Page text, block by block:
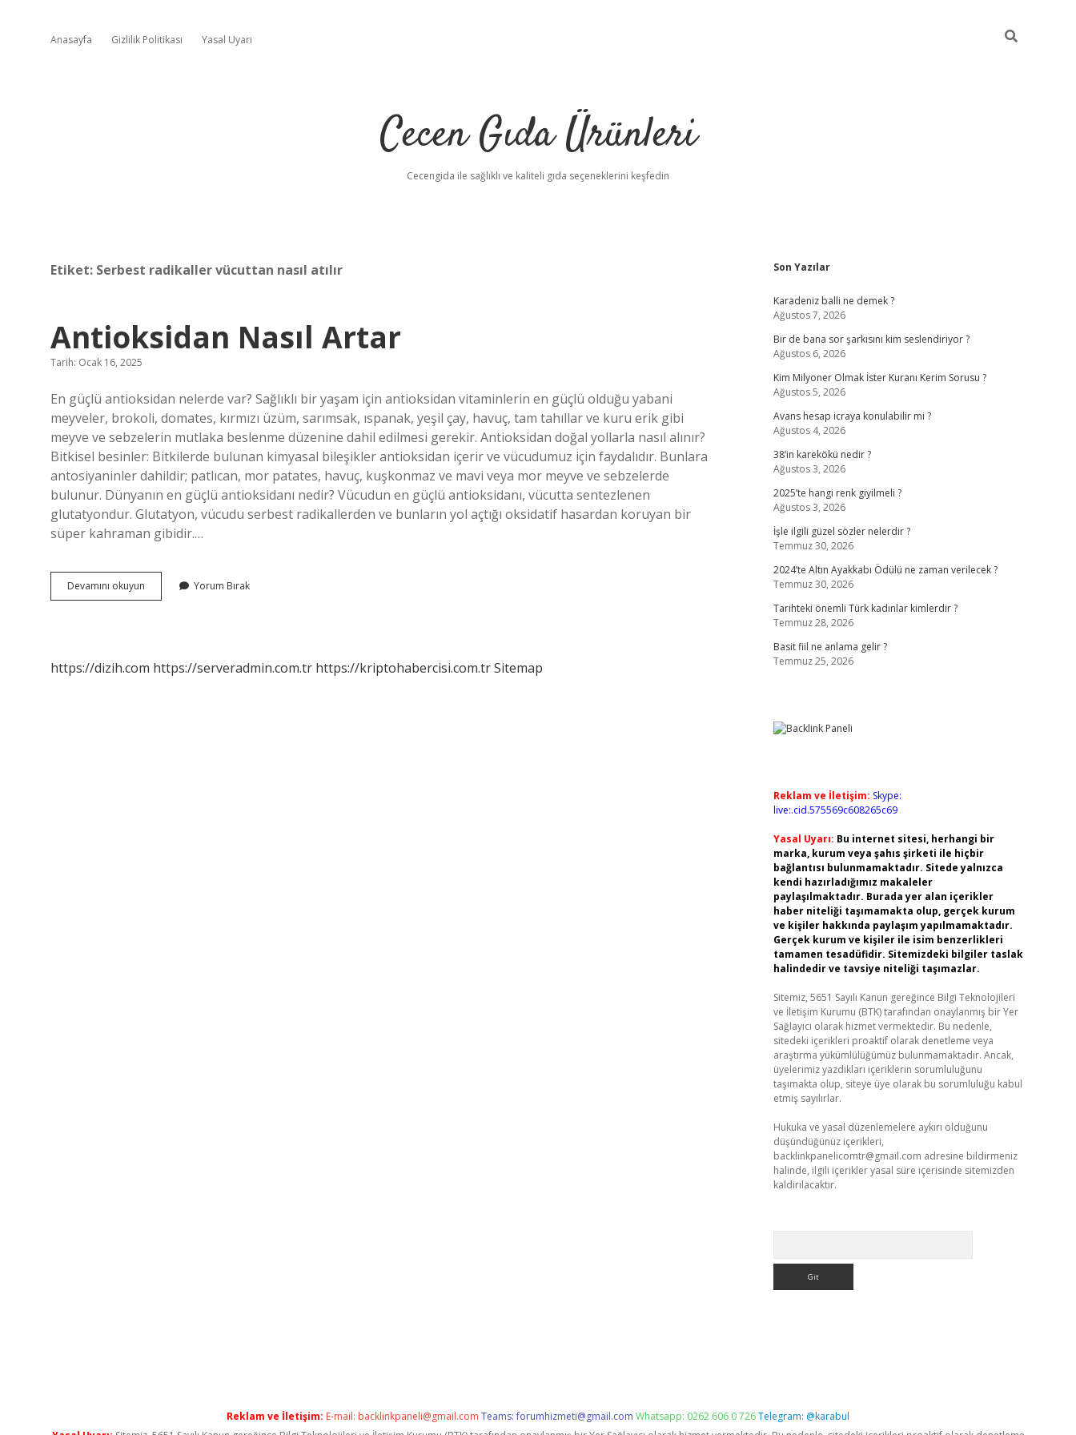
Anasayfa Gizlilik Politikası Yasal Uyarı
Cecen Gıda Ürünleri
Cecengida ile sağlıklı ve kaliteli gıda seçeneklerini keşfedin
Etiket: Serbest radikaller vücuttan nasıl atılır
Antioksidan Nasıl Artar
Tarih: Ocak 16, 2025
En güçlü antioksidan nelerde var? Sağlıklı bir yaşam için antioksidan vitaminlerin en güçlü olduğu yabani
meyveler, brokoli, domates, kırmızı üzüm, sarımsak, ıspanak, yeşil çay, havuç, tam tahıllar ve kuru erik gibi
meyve ve sebzelerin mutlaka beslenme düzenine dahil edilmesi gerekir. Antioksidan doğal yollarla nasıl alınır?
Bitkisel besinler: Bitkilerde bulunan kimyasal bileşikler antioksidan içerir ve vücudumuz için faydalıdır. Bunlara
antosiyaninler dahildir; patlıcan, mor patates, havuç, kuşkonmaz ve mavi veya mor meyve ve sebzelerde
bulunur. Dünyanın en güçlü antioksidanı nedir? Vücudun en güçlü antioksidanı, vücutta sentezlenen
glutatyondur. Glutatyon, vücudu serbest radikallerden ve bunların yol açtığı oksidatif hasardan koruyan bir
süper kahraman gibidir.…
Devamını okuyun Antioksidan
Nasıl
Yorum Bırak
https://dizih.com https://serveradmin.com.tr https://kriptohabercisi.com.trSitemap
Sidebar
Son Yazılar
Karadeniz balli ne demek ?
Ağustos 7, 2026
Bir de bana sor şarkısını kim seslendiriyor ?
Ağustos 6, 2026
Kim Milyoner Olmak İster Kuranı Kerim Sorusu ?
Ağustos 5, 2026
Avans hesap icraya konulabilir mi ?
Ağustos 4, 2026
38’in karekökü nedir ?
Ağustos 3, 2026
2025’te hangi renk giyilmeli ?
Ağustos 3, 2026
İşle ilgili güzel sözler nelerdir ?
Temmuz 30, 2026
2024’te Altın Ayakkabı Ödülü ne zaman verilecek ?
Temmuz 30, 2026
Tarihteki önemli Türk kadınlar kimlerdir ?
Temmuz 28, 2026
Basit fiil ne anlama gelir ?
Temmuz 25, 2026
Reklam ve İletişim: Skype:
live:.cid.575569c608265c69
Yasal Uyarı: Bu internet sitesi, herhangi bir
marka, kurum veya şahıs şirketi ile hiçbir
bağlantısı bulunmamaktadır. Sitede yalnızca
kendi hazırladığımız makaleler
paylaşılmaktadır. Burada yer alan içerikler
haber niteliği taşımamakta olup, gerçek kurum
ve kişiler hakkında paylaşım yapılmamaktadır.
Gerçek kurum ve kişiler ile isim benzerlikleri
tamamen tesadüfidir. Sitemizdeki bilgiler taslak
halindedir ve tavsiye niteliği taşımazlar.
Sitemiz, 5651 Sayılı Kanun gereğince Bilgi Teknolojileri
ve İletişim Kurumu (BTK) tarafından onaylanmış bir Yer
Sağlayıcı olarak hizmet vermektedir. Bu nedenle,
sitedeki içerikleri proaktif olarak denetleme veya
araştırma yükümlülüğümüz bulunmamaktadır. Ancak,
üyelerimiz yazdıkları içeriklerin sorumluluğunu
taşımakta olup, siteye üye olarak bu sorumluluğu kabul
etmiş sayılırlar.
Hukuka ve yasal düzenlemelere aykırı olduğunu
düşündüğünüz içerikleri,
backlinkpanelicomtr@gmail.com adresine bildirmeniz
halinde, ilgili içerikler yasal süre içerisinde sitemizden
kaldırılacaktır.
Reklam ve İletişim: E-mail: backlinkpaneli@gmail.com Teams:forumhizmeti@gmail.com Whatsapp: 0262 606 0 726Telegram: @karabul